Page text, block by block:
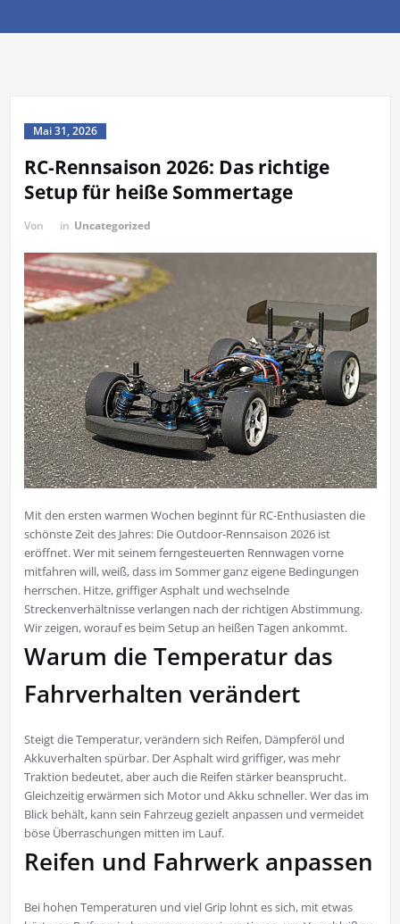
Mai 31, 2026
RC-Rennsaison 2026: Das richtige
Setup für heiße Sommertage
Von in Uncategorized
Mit den ersten warmen Wochen beginnt für RC-Enthusiasten die
schönste Zeit des Jahres: Die Outdoor-Rennsaison 2026 ist
eröffnet. Wer mit seinem ferngesteuerten Rennwagen vorne
mitfahren will, weiß, dass im Sommer ganz eigene Bedingungen
herrschen. Hitze, griffiger Asphalt und wechselnde
Streckenverhältnisse verlangen nach der richtigen Abstimmung.
Wir zeigen, worauf es beim Setup an heißen Tagen ankommt.
Warum die Temperatur das
Fahrverhalten verändert
Steigt die Temperatur, verändern sich Reifen, Dämpferöl und
Akkuverhalten spürbar. Der Asphalt wird griffiger, was mehr
Traktion bedeutet, aber auch die Reifen stärker beansprucht.
Gleichzeitig erwärmen sich Motor und Akku schneller. Wer das im
Blick behält, kann sein Fahrzeug gezielt anpassen und vermeidet
böse Überraschungen mitten im Lauf.
Reifen und Fahrwerk anpassen
Bei hohen Temperaturen und viel Grip lohnt es sich, mit etwas